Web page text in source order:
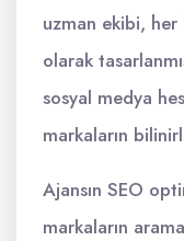
uzman ekibi,
olarak
sosyal medya
markaların
Ajansın SEO
markaların